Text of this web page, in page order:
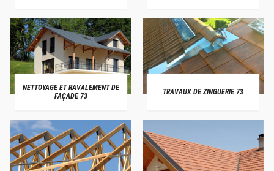
NETTOYAGE ET RAVALEMENT DE
FAÇADE 73
TRAVAUX DE ZINGUERIE 73